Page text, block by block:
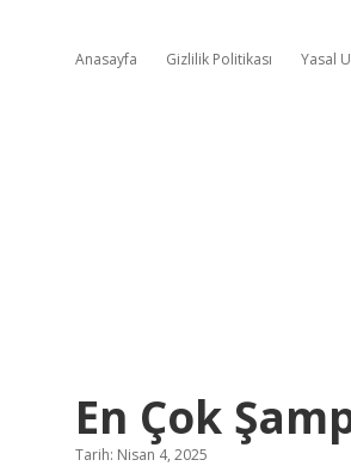
Anasayfa Gizlilik Politikası Yasal
En Çok
Tarih: Nisan 4, 2025